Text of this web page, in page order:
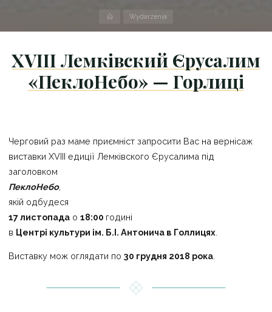
StronaWydarzenia
XVIII Лемківский Єрусалим
«ПеклoНeбo» — Горлиці
Черговий раз маме приємніст запросити Вас на вернісаж
виставки XVIII едиції Лемківского Єрусалима під
заголовком
ПеклoНeбo,
якій одбудеся
17 листопада o18:00 годині
в Центрі культури ім. Б.І. Антонича в Голлицях
Виставку мож оглядати по30 грудня 2018 рока